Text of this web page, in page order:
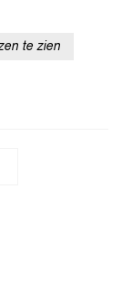
te zien